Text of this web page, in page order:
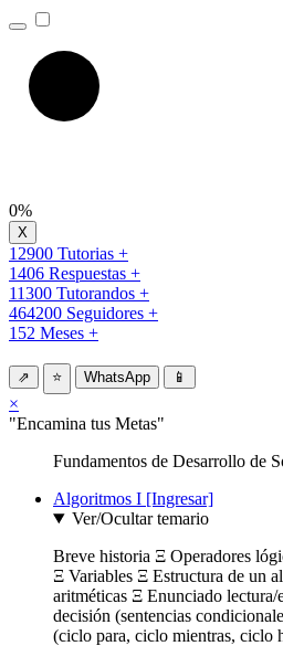
0%
12900 Tutorias +
1406 Respuestas +
11300 Tutorandos +
464200 Seguidores +
152 Meses +
⇗ ⭐ WhatsApp 📱
×
"Encamina tus Metas"
Fundamentos de Desarrollo de
Algoritmos I [Ingresar]
Ver/Ocultar temario
Breve historia Ξ Operadores
Ξ Variables Ξ Estructura de un
aritméticas Ξ Enunciado
decisión (sentencias
(ciclo para, ciclo mientras, ciclo